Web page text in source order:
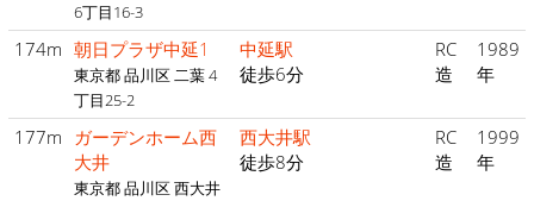
6丁目16-3
174m 朝日プラザ中延1
東京都 品川区 二葉 4
丁目25-2
中延駅
徒歩6分
RC
造
1989
年
177m
ガーデンホーム西
大井
東京都 品川区 西大井
西大井駅
徒歩8分
RC
造
1999
年